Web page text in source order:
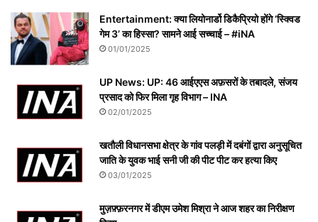
Entertainment: क्या लियोनार्डो डिकैप्रियो होंगे ‘स्क्विड
गेम 3’ का हिस्सा? सामने आई सच्चाई – #iNA
01/01/2025
UP News: UP: 46 आईएएस अफ़सरों के तबादले, संजय
प्रसाद को फिर मिला गृह विभाग – INA
02/01/2025
खतौली विधानसभा क्षेत्र के गांव पलड़ी में दबंगों द्वारा अनुसूचित
जाति के युवक भाई सनी जी की पीट पीट कर हत्या किए
03/01/2025
मुज़फ़्फ़रनगर में डीएम उमेश मिश्रा ने आज शहर का निरीक्षण